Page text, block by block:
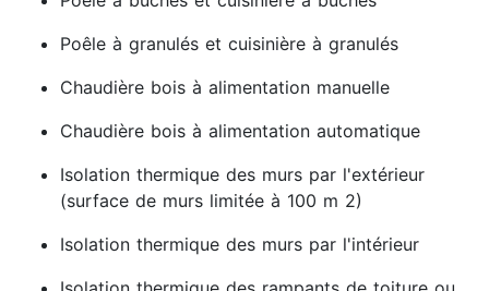
Poêle à granulés et cuisinière à granulés
Chaudière bois à alimentation manuelle
Chaudière bois à alimentation automatique
Isolation thermique des murs par l'extérieur
(surface de murs limitée à 100 m 2)
Isolation thermique des murs par l'intérieur